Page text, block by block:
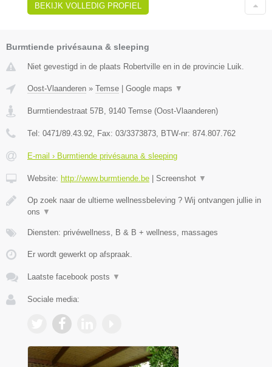
BEKIJK VOLLEDIG PROFIEL
Burmtiende privésauna & sleeping
Niet gevestigd in de plaats Robertville en in de provincie Luik.
Oost-Vlaanderen » Temse | Google maps ▼
Burmtiendestraat 57B 9140 Temse (Oost-Vlaanderen)
Tel: 0471/89.43.92 , Fax: 03/3373873 , BTW-nr: 874.807.762
E-mail › Burmtiende privésauna & sleeping
Website: http://www.burmtiende.be | Screenshot ▼
Op zoek naar de ultieme wellnessbeleving ? Wij ontvangen jullie in
ons ▼
Diensten: privéwellness, B & B + wellness, massages
Er wordt gewerkt op afspraak.
Laatste facebook posts ▼
Sociale media: